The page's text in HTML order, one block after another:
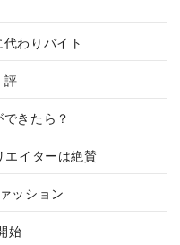
わりバイト
評
きたら？
エイターは絶賛
ッション
始